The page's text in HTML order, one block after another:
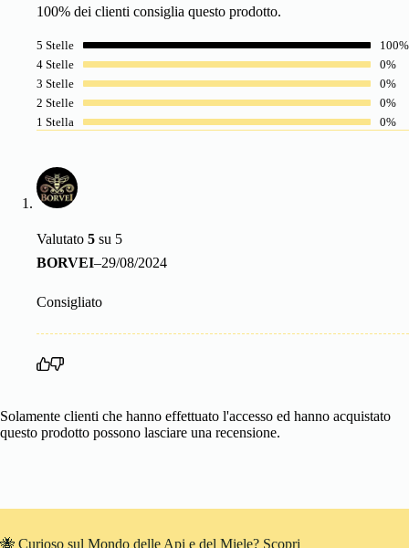
100% dei clienti consiglia questo prodotto.
5 Stelle
100%
4 Stelle
0%
3 Stelle
0%
2 Stelle
0%
1 Stella
0%
Valutato 5 su 5
BORVEI–29/08/2024
Consigliato
Solamente clienti che hanno effettuato l'accesso ed hanno acquistato
questo prodotto possono lasciare una recensione.
🐝 Curioso sul Mondo delle Api e del Miele? Scopri